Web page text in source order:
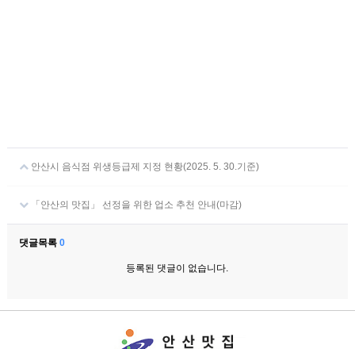
안산시 음식점 위생등급제 지정 현황(2025. 5. 30.기준)
「안산의 맛집」 선정을 위한 업소 추천 안내(마감)
댓글목록 0
등록된 댓글이 없습니다.